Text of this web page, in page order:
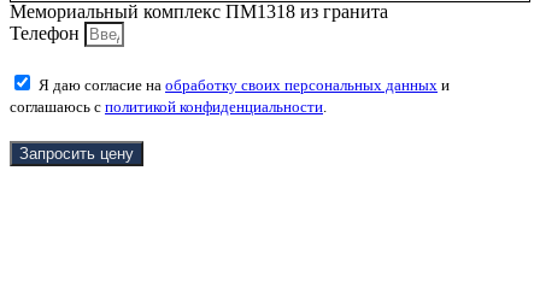
Мемориальный комплекс ПМ1318 из гранита
Телефон
Я даю согласие на обработку своих персональных данных и
соглашаюсь с политикой конфиденциальности.
Запросить цену